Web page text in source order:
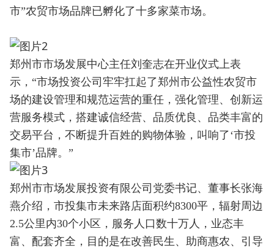
市”农贸市场品牌已孵化了十多家菜市场。
郑州市市场发展中心主任刘奎志在开业仪式上表
示，“市场投资公司牢牢扛起了郑州市公益性农贸市
场的建设管理和规范运营的重任，强化管理、创新运
营服务模式，搭建诚信经营、品质优良、品类丰富的
交易平台，不断提升百姓的购物体验，叫响了‘市投
集市’品牌。”
郑州市市场发展投资有限公司党委书记、董事长张海
燕介绍，市投集市未来路店面积约8300平，辐射周边
2.5公里内30个小区，服务人口数十万人，业态丰
富、配套齐全，目的是在改善民生、助商惠农、引导